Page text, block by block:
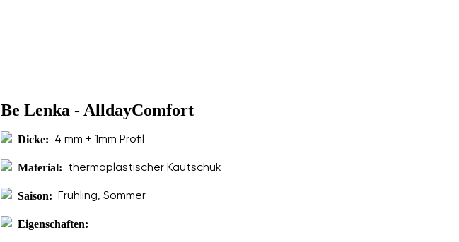
Be Lenka - AlldayComfort
Dicke: 4 mm + 1mm Profil
Material: thermoplastischer Kautschuk
Saison: Frühling, Sommer
Eigenschaften: